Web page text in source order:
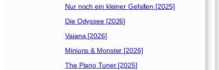
Nur noch ein kleiner Gefallen [2025]
Die Odyssee [2026]
Vaiana [2026]
Minions & Monster [2026]
The Piano Tuner [2025]